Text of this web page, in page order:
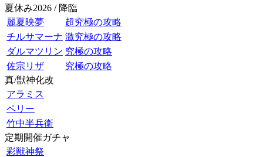
夏休み2026 / 降臨
麗夏映夢
超究極の攻略
チルサマーナ 激究極の攻略
ダルマツリン 究極の攻略
佐宗リザ
究極の攻略
真/獣神化改
アラミス
ペリー
竹中半兵衛
定期開催ガチャ
彩獣神祭